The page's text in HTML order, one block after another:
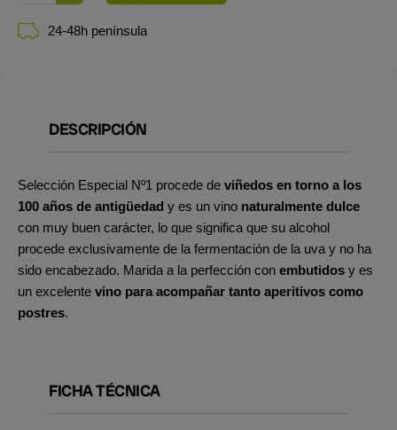
24-48h península
DESCRIPCIÓN
Selección Especial Nº1 procede de viñedos en torno a los
100 años de antigüedad y es un vino naturalmente dulce
con muy buen carácter, lo que significa que su alcohol
procede exclusivamente de la fermentación de la uva y no ha
sido encabezado. Marida a la perfección con embutidos y es
un excelente vino para acompañar tanto aperitivos como
postres.
FICHA TÉCNICA